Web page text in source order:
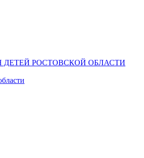
РОСТОВСКОЙ ОБЛАСТИ